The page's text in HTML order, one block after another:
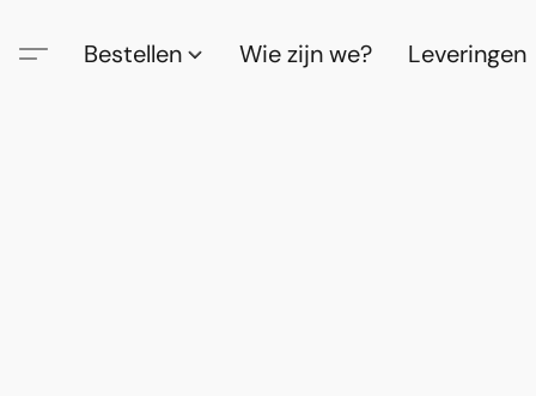
Bestellen Wie zijn we? Leveringen